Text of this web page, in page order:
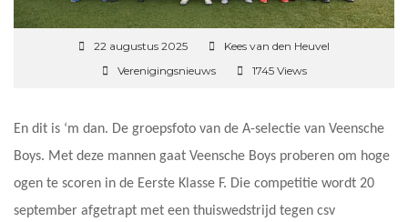
22 augustus 2025
Kees van den Heuvel
Verenigingsnieuws
1745 Views
En dit is ‘m dan. De groepsfoto van de A-selectie van Veensche
Boys. Met deze mannen gaat Veensche Boys proberen om hoge
ogen te scoren in de Eerste Klasse F. Die competitie wordt 20
september afgetrapt met een thuiswedstrijd tegen csv